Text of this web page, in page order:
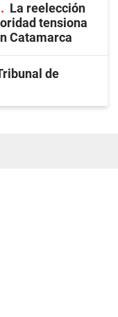
La reelección
tensiona
Catamarca
de